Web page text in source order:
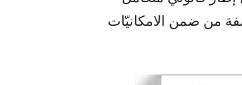
من ضمن الامكانيّات